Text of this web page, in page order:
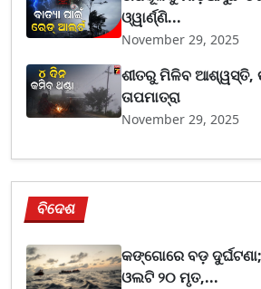
ଓ୍ୱାର୍ଣ୍ଣି...
November 29, 2025
ଶୀତରୁ ମିଳିବ ଆଶ୍ୱସ୍ତି,
ତାପମାତ୍ରା
November 29, 2025
ବିଦେଶ
କଙ୍ଗୋରେ ବଡ଼
ଓଲଟି ୨୦ ମୃତ,...